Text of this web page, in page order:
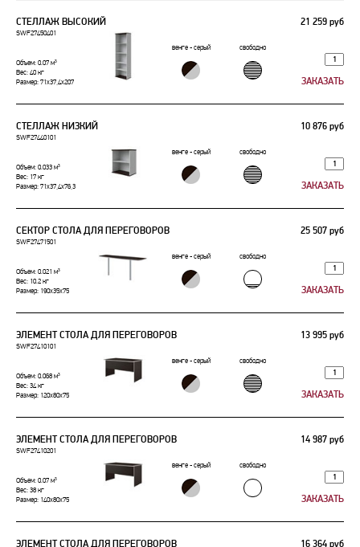
СТЕЛЛАЖ ВЫСОКИЙ 21 259 руб
SWF27450401
венге - серый
свободно
Объем: 0.07 м³
Вес: 40 кг
Размер: 71x37,4x207
СТЕЛЛАЖ НИЗКИЙ 10 876 руб
SWF27440101
венге - серый
свободно
Объем: 0.033 м³
Вес: 17 кг
Размер: 71x37,4x76,3
СЕКТОР СТОЛА ДЛЯ ПЕРЕГОВОРОВ 25 507 руб
SWF27471501
венге - серый
свободно
Объем: 0.021 м³
Вес: 10.2 кг
Размер: 190x35x75
ЭЛЕМЕНТ СТОЛА ДЛЯ ПЕРЕГОВОРОВ 13 995 руб
SWF27410101
венге - серый
свободно
Объем: 0.068 м³
Вес: 34 кг
Размер: 120x80x75
ЭЛЕМЕНТ СТОЛА ДЛЯ ПЕРЕГОВОРОВ 14 987 руб
SWF27410201
венге - серый
свободно
Объем: 0.07 м³
Вес: 38 кг
Размер: 140x80x75
ЭЛЕМЕНТ СТОЛА ДЛЯ ПЕРЕГОВОРОВ 16 364 руб